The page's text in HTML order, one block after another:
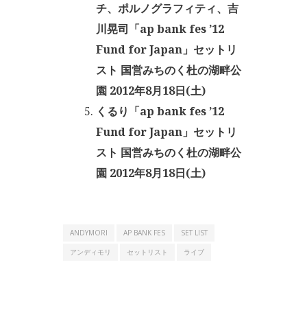
チ、ポルノグラフィティ、吉
川晃司「ap bank fes ’12
Fund for Japan」セットリ
スト 国営みちのく杜の湖畔公
園 2012年8月18日(土)
くるり「ap bank fes ’12
Fund for Japan」セットリ
スト 国営みちのく杜の湖畔公
園 2012年8月18日(土)
ANDYMORI AP BANK FES
SET LIST
アンディモリ
セットリスト ライブ